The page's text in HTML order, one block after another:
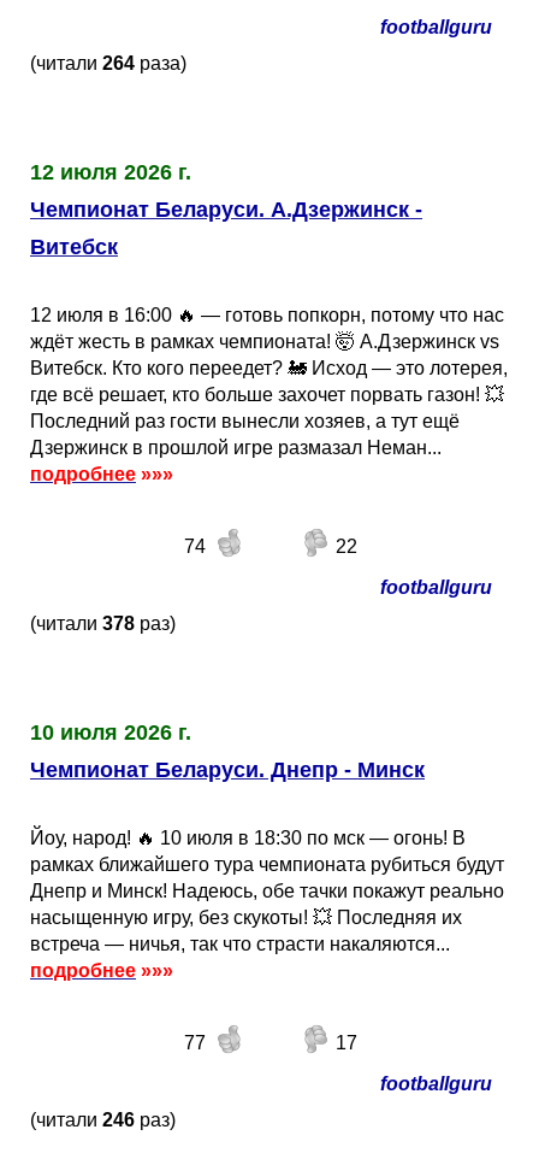
footballguru
(читали 264 раза)
12 июля 2026 г.
Чемпионат Беларуси. А.Дзержинск -
Витебск
12 июля в 16:00 🔥 — готовь попкорн, потому что нас
ждёт жесть в рамках чемпионата! 🤯 А.Дзержинск vs
Витебск. Кто кого переедет? 🚂 Исход — это лотерея,
где всё решает, кто больше захочет порвать газон! 💥
Последний раз гости вынесли хозяев, а тут ещё
Дзержинск в прошлой игре размазал Неман...
подробнее »»»
74
22
footballguru
(читали 378 раз)
10 июля 2026 г.
Чемпионат Беларуси. Днепр - Минск
Йоу, народ! 🔥 10 июля в 18:30 по мск — огонь! В
рамках ближайшего тура чемпионата рубиться будут
Днепр и Минск! Надеюсь, обе тачки покажут реально
насыщенную игру, без скукоты! 💥 Последняя их
встреча — ничья, так что страсти накаляются...
подробнее »»»
77
17
footballguru
(читали 246 раз)